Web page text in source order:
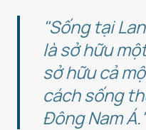
"Sống tại
là sở hữu
sở hữu cả
cách sống
Đông Nam